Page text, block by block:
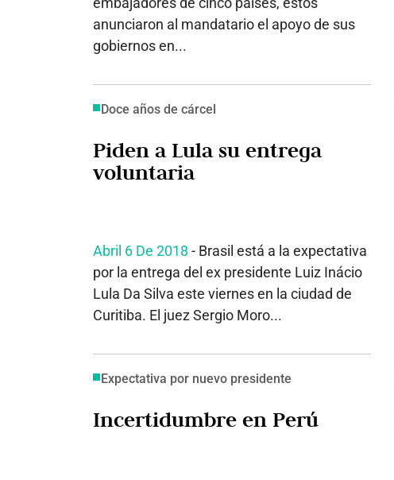
anunciaron al mandatario el apoyo de sus
gobiernos en...
Doce años de cárcel
Piden a Lula su entrega
voluntaria
Abril 6 De 2018 - Brasil está a la expectativa
por la entrega del ex presidente Luiz Inácio
Lula Da Silva este viernes en la ciudad de
Curitiba. El juez Sergio Moro...
Expectativa por nuevo presidente
Incertidumbre en Perú